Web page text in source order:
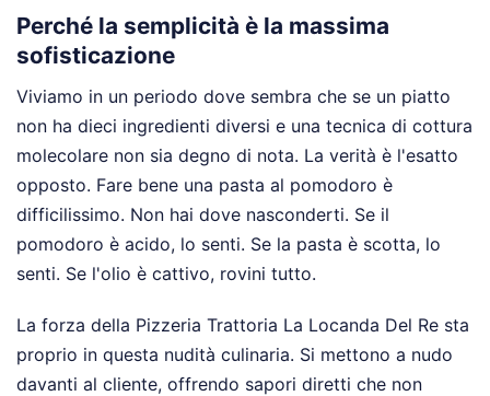
Perché la semplicità è la massima
sofisticazione
Viviamo in un periodo dove sembra che se un piatto
non ha dieci ingredienti diversi e una tecnica di cottura
molecolare non sia degno di nota. La verità è l'esatto
opposto. Fare bene una pasta al pomodoro è
difficilissimo. Non hai dove nasconderti. Se il
pomodoro è acido, lo senti. Se la pasta è scotta, lo
senti. Se l'olio è cattivo, rovini tutto.
La forza della Pizzeria Trattoria La Locanda Del Re sta
proprio in questa nudità culinaria. Si mettono a nudo
davanti al cliente, offrendo sapori diretti che non